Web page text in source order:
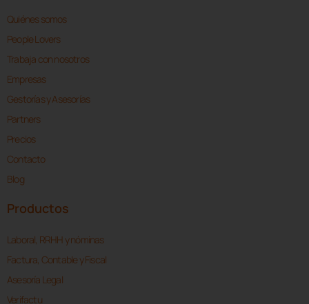
Quiénes somos
People Lovers
Trabaja con nosotros
Empresas
Gestorías y Asesorías
Partners
Precios
Contacto
Blog
Productos
Laboral, RRHH y nóminas
Factura, Contable y Fiscal
Asesoría Legal
Verifactu